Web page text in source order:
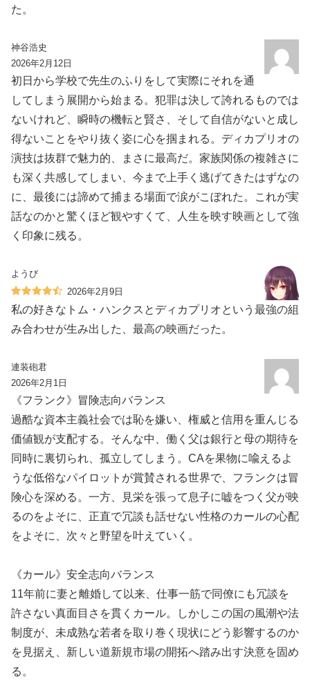
た。
神谷浩史
2026年2月12日
初日から学校で先生のふりをして実際にそれを通
してしまう展開から始まる。犯罪は決して誇れるものでは
ないけれど、瞬時の機転と賢さ、そして自信がないと成し
得ないことをやり抜く姿に心を掴まれる。ディカプリオの
演技は抜群で魅力的、まさに最高だ。家族関係の複雑さに
も深く共感してしまい、今まで上手く逃げてきたはずなの
に、最後には諦めて捕まる場面で涙がこぼれた。これが実
話なのかと驚くほど観やすくて、人生を映す映画として強
く印象に残る。
ようび
2026年2月9日
私の好きなトム・ハンクスとディカプリオという最強の組
み合わせが生み出した、最高の映画だった。
連装砲君
2026年2月1日
《フランク》冒険志向バランス
過酷な資本主義社会では恥を嫌い、権威と信用を重んじる
価値観が支配する。そんな中、働く父は銀行と母の期待を
同時に裏切られ、孤立してしまう。CAを果物に喩えるよ
うな低俗なパイロットが賞賛される世界で、フランクは冒
険心を深める。一方、見栄を張って息子に嘘をつく父が映
るのをよそに、正直で冗談も話せない性格のカールの心配
をよそに、次々と野望を叶えていく。
《カール》安全志向バランス
11年前に妻と離婚して以来、仕事一筋で同僚にも冗談を
許さない真面目さを貫くカール。しかしこの国の風潮や法
制度が、未成熟な若者を取り巻く現状にどう影響するのか
を見据え、新しい道新規市場の開拓へ踏み出す決意を固め
る。